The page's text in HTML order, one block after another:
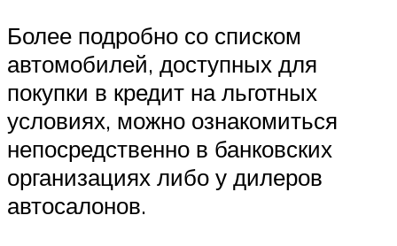
Более подробно со списком
автомобилей, доступных для
покупки в кредит на льготных
условиях, можно ознакомиться
непосредственно в банковских
организациях либо у дилеров
автосалонов.